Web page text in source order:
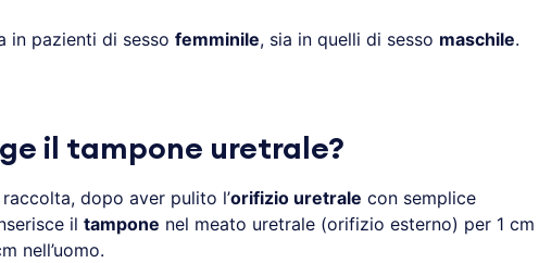
in pazienti di sesso femminile, sia in quelli di sesso maschile.
il tampone uretrale?
raccolta, dopo aver pulito l’orifizio uretrale con semplice
il tampone nel meato uretrale (orifizio esterno) per 1 cm
nell’uomo.